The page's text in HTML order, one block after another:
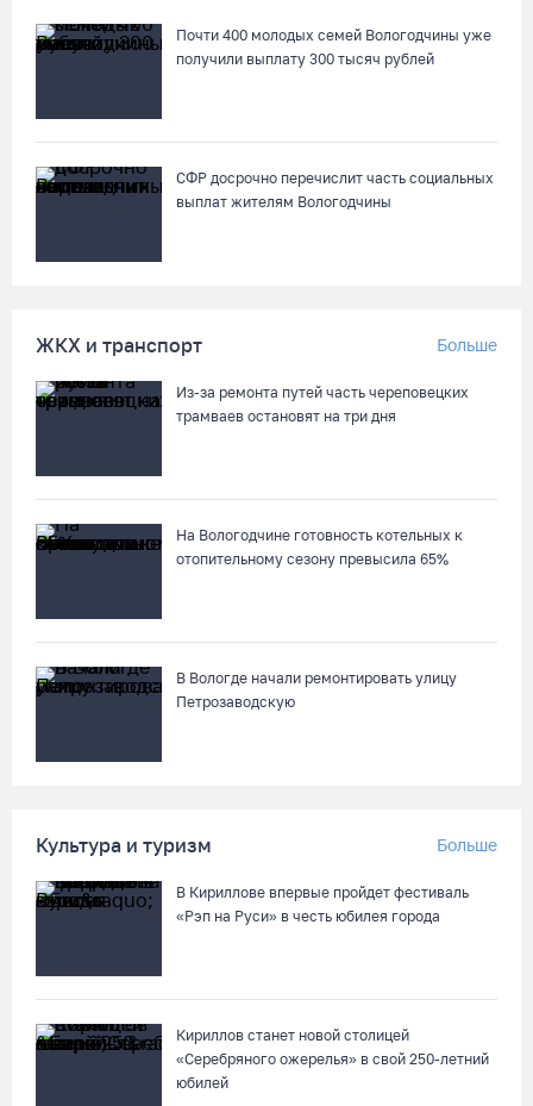
Почти 400 молодых семей Вологодчины уже
получили выплату 300 тысяч рублей
СФР досрочно перечислит часть социальных
выплат жителям Вологодчины
ЖКХ и транспорт Больше
Из-за ремонта путей часть череповецких
трамваев остановят на три дня
На Вологодчине готовность котельных к
отопительному сезону превысила 65%
В Вологде начали ремонтировать улицу
Петрозаводскую
Культура и туризм Больше
В Кириллове впервые пройдет фестиваль
«Рэп на Руси» в честь юбилея города
Кириллов станет новой столицей
«Серебряного ожерелья» в свой 250-летний
юбилей